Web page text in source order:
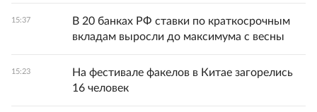
15:37
В 20 банках РФ ставки по краткосрочным
вкладам выросли до максимума с весны
15:23
На фестивале факелов в Китае загорелись
16 человек